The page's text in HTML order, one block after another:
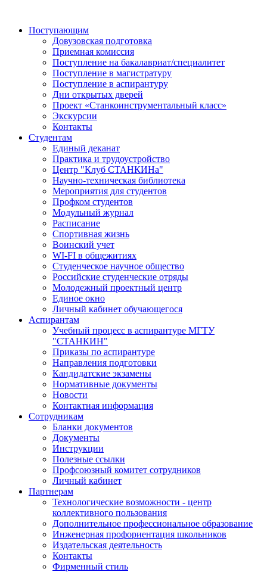
Поступающим
Довузовская подготовка
Приемная комиссия
Поступление на бакалавриат/специалитет
Поступление в магистратуру
Поступление в аспирантуру
Дни открытых дверей
Проект «Станкоинструментальный класс»
Экскурсии
Контакты
Студентам
Единый деканат
Практика и трудоустройство
Центр "Клуб СТАНКИНа"
Научно-техническая библиотека
Мероприятия для студентов
Профком студентов
Модульный журнал
Расписание
Спортивная жизнь
Воинский учет
WI-FI в общежитиях
Студенческое научное общество
Российские студенческие отряды
Молодежный проектный центр
Единое окно
Личный кабинет обучающегося
Аспирантам
Учебный процесс в аспирантуре МГТУ
"СТАНКИН"
Приказы по аспирантуре
Направления подготовки
Кандидатские экзамены
Нормативные документы
Новости
Контактная информация
Сотрудникам
Бланки документов
Документы
Инструкции
Полезные ссылки
Профсоюзный комитет сотрудников
Личный кабинет
Партнерам
Технологические возможности - центр
коллективного пользования
Дополнительное профессиональное образование
Инженерная профориентация школьников
Издательская деятельность
Контакты
Фирменный стиль